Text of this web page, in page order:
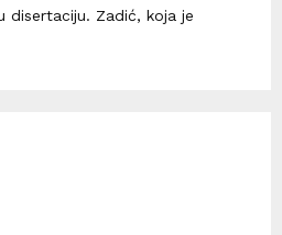
disertaciju. Zadić, koja je